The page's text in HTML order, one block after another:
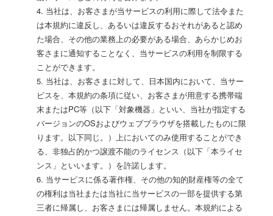
4. 当社は、お客さまが当サービスの利用に際して法令また
は本規約に違反し、あるいは違反するおそれがあると認め
た場合、その他の業務上の必要がある場合、あらかじめお
客さまに通知することなく、当サービスの利用を制限する
ことができます。
5. 当社は、お客さまに対して、日本国内において、当サー
ビスを、本規約の条項に従い、お客さまが用意する携帯端
末またはPC等（以下「対象機器」といい、当社が指定する
バージョンのOSおよびウェブブラウザを搭載したものに限
ります。以下同じ。）上においてのみ使用することができ
る、非独占的かつ譲渡不能のライセンス（以下「本ライセ
ンス」といいます。）を許諾します。
6. 当サービスに係る著作権、その他の知的財産権等の全て
の権利は当社または当社に当サービスの一部を提供する第
三者に帰属し、お客さまには帰属しません。本規約による